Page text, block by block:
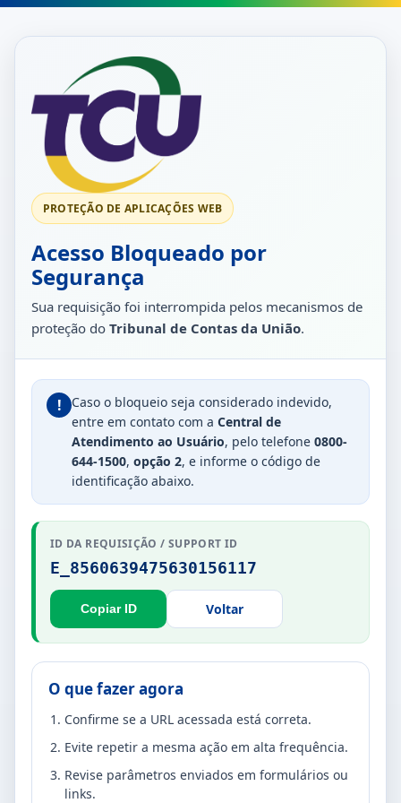
PROTEÇÃO DE APLICAÇÕES WEB
Acesso Bloqueado por
Segurança
Sua requisição foi interrompida pelos mecanismos de
proteção do Tribunal de Contas da União.
!
Caso o bloqueio seja considerado indevido,
entre em contato com a Central de
Atendimento ao Usuário, pelo telefone 0800-
644-1500, opção 2, e informe o código de
identificação abaixo.
ID DA REQUISIÇÃO / SUPPORT ID
E_8560639475630156117
Copiar ID Voltar
O que fazer agora
Confirme se a URL acessada está correta.
Evite repetir a mesma ação em alta frequência.
Revise parâmetros enviados em formulários ou
links.